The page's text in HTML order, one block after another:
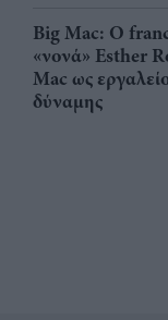
Big Mac: Ο
«νονά» Esther
Mac ως
δύναμης